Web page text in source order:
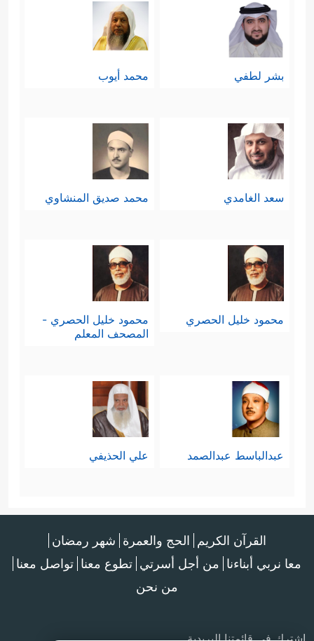
بشر لطفي محمد أيوب
سعد الغامدي محمد صديق المنشاوي
محمود خليل الحصري
محمود خليل الحصري -
المصحف المعلم
عبدالباسط عبدالصمد علي الحذيفي
القرآن الكريم الحج والعمرة شهر رمضان
معا نربي أبناءنا من أجل أسرتي تطوع معنا تواصل معنا
من نحن
اشترك في قائمتنا البريدية